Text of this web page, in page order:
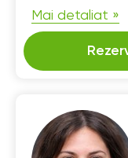
Mai detaliat »